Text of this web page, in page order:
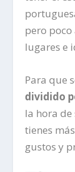
pero poco
lugares e
Para que
dividido
la hora
tienes
gustos y